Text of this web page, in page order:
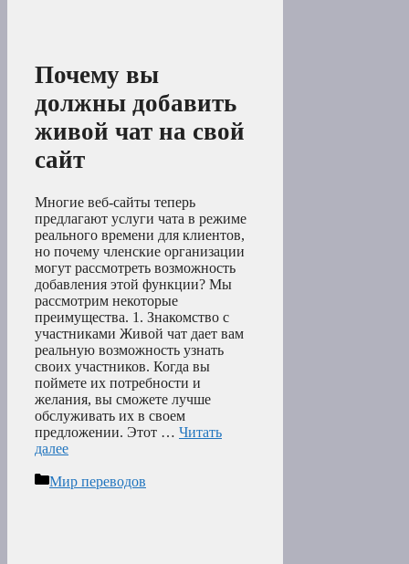
Почему вы
должны добавить
живой чат на свой
сайт
Многие веб-сайты теперь
предлагают услуги чата в режиме
реального времени для клиентов,
но почему членские организации
могут рассмотреть возможность
добавления этой функции? Мы
рассмотрим некоторые
преимущества. 1. Знакомство с
участниками Живой чат дает вам
реальную возможность узнать
своих участников. Когда вы
поймете их потребности и
желания, вы сможете лучше
обслуживать их в своем
предложении. Этот … Читать
далее
Рубрики
Мир переводов